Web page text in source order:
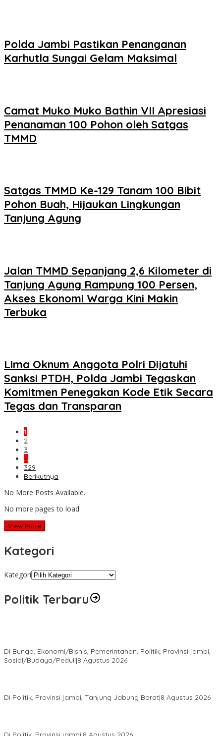
Polda Jambi Pastikan Penanganan
Karhutla Sungai Gelam Maksimal
Camat Muko Muko Bathin VII Apresiasi
Penanaman 100 Pohon oleh Satgas
TMMD
Satgas TMMD Ke-129 Tanam 100 Bibit
Pohon Buah, Hijaukan Lingkungan
Tanjung Agung
Jalan TMMD Sepanjang 2,6 Kilometer di
Tanjung Agung Rampung 100 Persen,
Akses Ekonomi Warga Kini Makin
Terbuka
Lima Oknum Anggota Polri Dijatuhi
Sanksi PTDH, Polda Jambi Tegaskan
Komitmen Penegakan Kode Etik Secara
Tegas dan Transparan
1
2
3
…
329
Berikutnya
No More Posts Available.
No more pages to load.
View More
Kategori
Kategori
Politik Terbaru
Di Bungo, Ekonomi/Bisnis, Pemerintahan, Politik, Provinsi jambi,
Sosial/Budaya/Peduli|8 Agustus 2026
Di Politik, Provinsi jambi, Tanjung Jabung Barat|8 Agustus 2026